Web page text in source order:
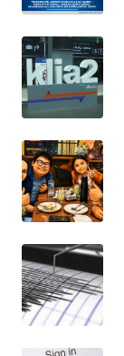
WAHANA
SELEB
WAHANA
WAHANA
OTOMOTIF
WAHANA
HEALTH
WAHANA
DESA
WISATA